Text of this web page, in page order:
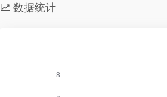
数据统计